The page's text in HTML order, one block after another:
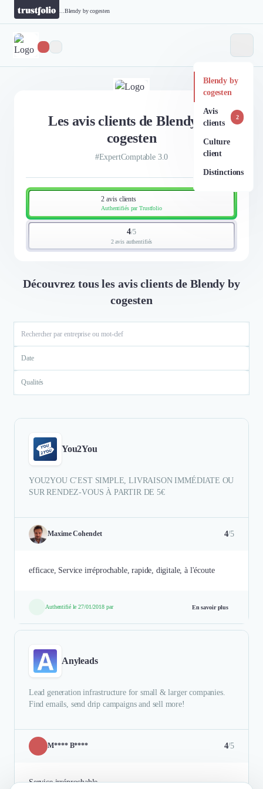
Blendy by cogesten
Blendy by
cogesten
Avis
clients
2
Culture
client
Distinctions
Les avis clients de Blendy by
cogesten
#ExpertComptable 3.0
2 avis clients
Authentifiés par Trustfolio
4/5
2 avis authentifiés
Découvrez tous les avis clients de Blendy by
cogesten
Date
Qualités
You2You
YOU2YOU C’EST SIMPLE, LIVRAISON IMMÉDIATE OU
SUR RENDEZ-VOUS À PARTIR DE 5€
Maxime Cohendet 4/5
efficace, Service irréprochable, rapide, digitale, à l'écoute
Authentifié le 27/01/2018 par En savoir plus
Anyleads
Lead generation infrastructure for small & larger companies.
Find emails, send drip campaigns and sell more!
M**** B**** 4/5
Service irréprochable